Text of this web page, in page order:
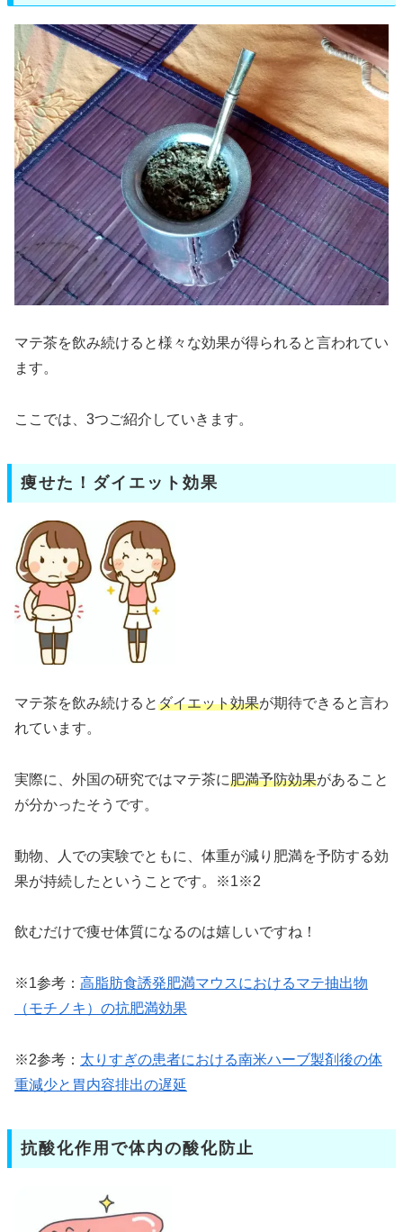
マテ茶を飲み続けると様々な効果が得られると言われてい
ます。
ここでは、3つご紹介していきます。
痩せた！ダイエット効果
マテ茶を飲み続けるとダイエット効果が期待できると言わ
れています。
実際に、外国の研究ではマテ茶に肥満予防効果があること
が分かったそうです。
動物、人での実験でともに、体重が減り肥満を予防する効
果が持続したということです。※1※2
飲むだけで痩せ体質になるのは嬉しいですね！
※1参考： 高脂肪食誘発肥満マウスにおけるマテ抽出物
（モチノキ）の抗肥満効果
※2参考： 太りすぎの患者における南米ハーブ製剤後の体
重減少と胃内容排出の遅延
抗酸化作用で体内の酸化防止